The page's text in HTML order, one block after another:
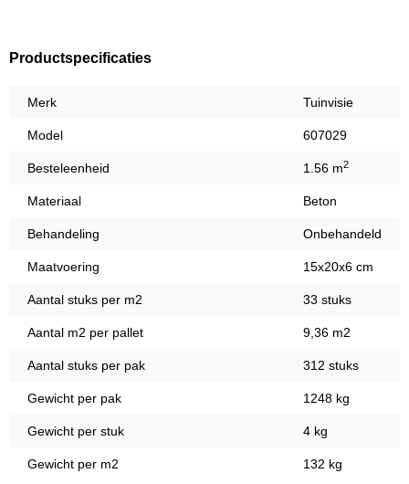
Productspecificaties
Merk Tuinvisie
Model 607029
Besteleenheid 1.56 m2
Materiaal Beton
Behandeling Onbehandeld
Maatvoering 15x20x6 cm
Aantal stuks per m2 33 stuks
Aantal m2 per pallet 9,36 m2
Aantal stuks per pak 312 stuks
Gewicht per pak 1248 kg
Gewicht per stuk 4 kg
Gewicht per m2 132 kg